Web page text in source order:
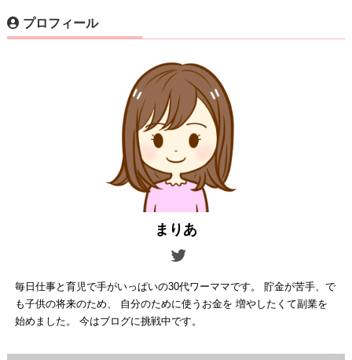
プロフィール
まりあ
毎日仕事と育児で手がいっぱいの30代ワーママです。 貯金が苦手、で
も子供の将来のため、 自分のために使うお金を 増やしたくて副業を
始めました。 今はブログに挑戦中です。